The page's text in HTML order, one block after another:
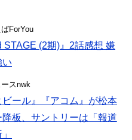
ForYou
STAGE (2期)』2話感想 嫌
い
スnwk
ビール』『アコム』が松本
板、サントリーは「報道